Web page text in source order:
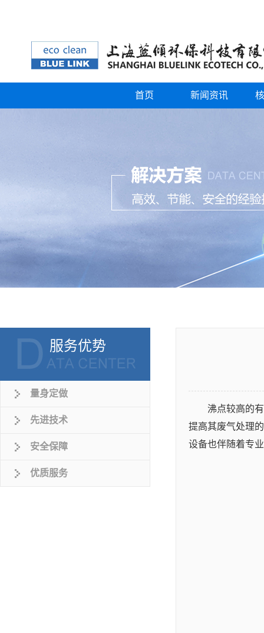
首页 新闻资讯
服务优势
量身定做
先进技术
安全保障
优质服务
沸点较高的
提高其废气处理
设备也伴随着专